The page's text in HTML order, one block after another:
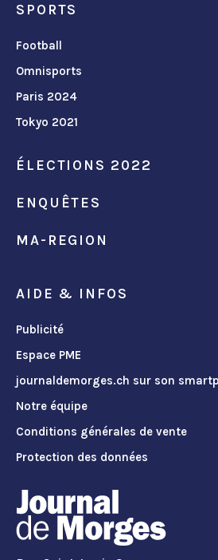
SPORTS
Football
Omnisports
Paris 2024
Tokyo 2021
ÉLECTIONS 2022
ENQUÊTES
MA-REGION
AIDE & INFOS
Publicité
Espace PME
journaldemorges.ch sur son
Notre équipe
Conditions générales de vente
Protection des données